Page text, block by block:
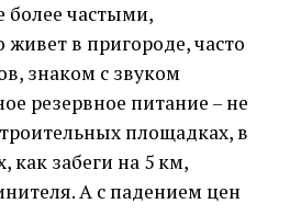
гарантии.
можно решить,
быть креативным,
условия работы.
вопросы были
плюсом для любого
и я был приятно удивлен,
более частыми,
в пригороде, часто
знаком с звуком
резервное питание – не
площадках, в
как забеги на 5 км,
А с падением цен